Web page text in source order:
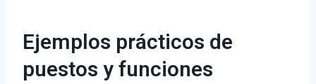
Ejemplos prácticos de
puestos y funciones